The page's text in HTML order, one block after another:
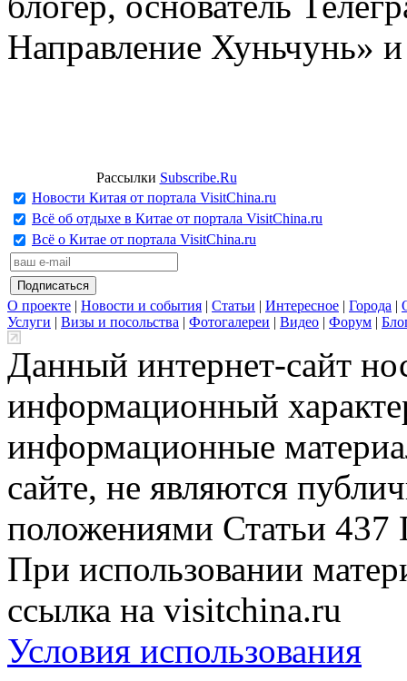
Направление Хуньчунь»
Рассылки Subscribe.Ru
Новости Китая от портала VisitChina.ru
Всё об отдыхе в Китае от портала VisitChina.ru
Всё о Китае от портала VisitChina.ru
О проекте | Новости и события | Статьи | Интересное | Города |
Услуги | Визы и посольства | Фотогалереи | Видео | Форум |
Данный интернет-сайт
информационный
информационные
сайте, не являются
положениями Статьи 437
При использовании
ссылка на visitchina.ru
Условия использования